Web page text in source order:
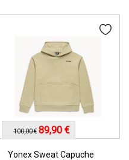
Yonex Sweat Capuche
100,00 € 89,90 €